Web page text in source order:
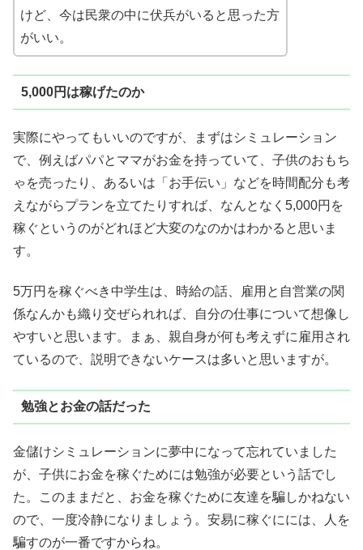
けど、今は民衆の中に伏兵がいると思った方
がいい。
5,000円は稼げたのか
実際にやってもいいのですが、まずはシミュレーション
で、例えばパパとママがお金を持っていて、子供のおもち
ゃを売ったり、あるいは「お手伝い」などを時間配分も考
えながらプランを立てたりすれば、なんとなく5,000円を
稼ぐというのがどれほど大変のなのかはわかると思いま
す。
5万円を稼ぐべき中学生は、時給の話、雇用と自営業の関
係なんかも織り交ぜられれば、自分の仕事について想像し
やすいと思います。まぁ、親自身が何も考えずに雇用され
ているので、説明できないケースは多いと思いますが。
勉強とお金の話だった
金儲けシミュレーションに夢中になって忘れていました
が、子供にお金を稼ぐためには勉強が必要という話でし
た。このままだと、お金を稼ぐために友達を騙しかねない
ので、一度冷静になりましょう。安易に稼ぐにには、人を
騙すのが一番ですからね。